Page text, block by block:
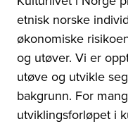
etnisk norske
økonomiske
og utøver. Vi er
utøve og utvikle
bakgrunn. For
utviklingsforløpet i